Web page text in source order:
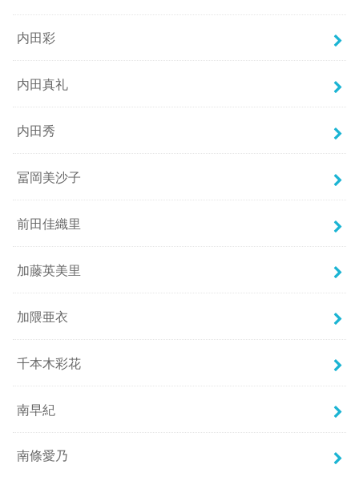
内田彩
内田真礼
内田秀
冨岡美沙子
前田佳織里
加藤英美里
加隈亜衣
千本木彩花
南早紀
南條愛乃